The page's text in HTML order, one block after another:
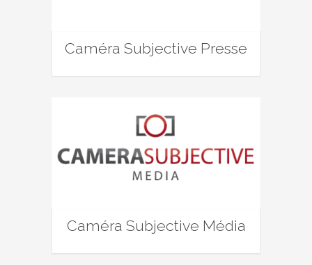
Caméra Subjective Presse
Caméra Subjective Média